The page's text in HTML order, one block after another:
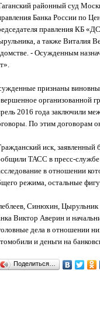
районный суд
Банка России по
правления КБ
а также Виталия
- Осужденным
признаны
организованной
2016 года заключили
По этим договорам
иск, заявленный
ТАСС в пресс-службе
в отношении
режима, остальные
Синюхин, Цырульник
Виктор Аверин и
дела в отношении
и деньги на
Поделиться…